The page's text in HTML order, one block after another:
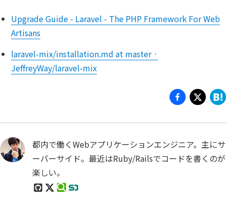
Upgrade Guide - Laravel - The PHP Framework For Web
Artisans
laravel-mix/installation.md at master ·
JeffreyWay/laravel-mix
都内で働くWebアプリケーションエンジニア。主にサ
ーバーサイド。最近はRuby/Railsでコードを書くのが
楽しい。